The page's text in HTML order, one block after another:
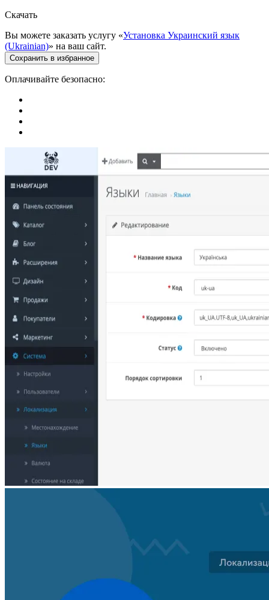
Скачать
Вы можете заказать услугу «Установка Украинский язык
(Ukrainian)» на ваш сайт.
Сохранить в избранное
Оплачивайте безопасно: